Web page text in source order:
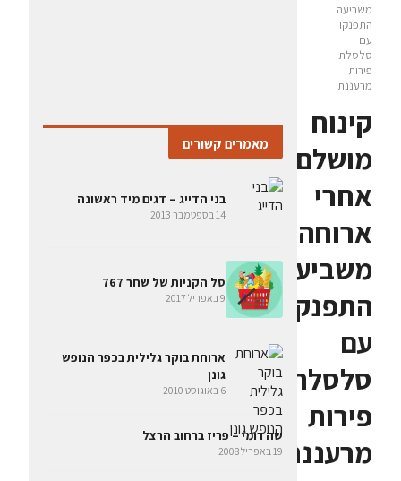
משביעה
התפנקו
עם
סלסלת
פירות
מרעננת
קינוח
מושלם:
אחרי
ארוחה
משביעה
התפנקו
עם
סלסלת
פירות
מרעננת
מאמרים קשורים
בני הדייג – דגים מיד ראשונה
14 בספטמבר 2013
סל הקניות של שחר 767
9 באפריל 2017
ארוחת בוקר גלילית בכפר הנופש
גונן
6 באוגוסט 2010
שה רומי – פריז ברחוב הרצל
19 באפריל 2008